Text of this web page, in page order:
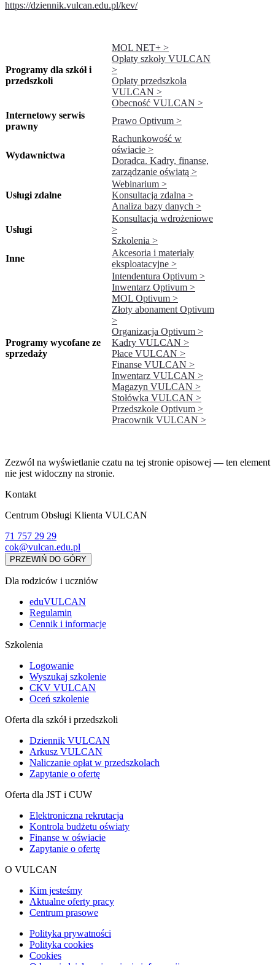
https://dziennik.vulcan.edu.pl/kev/
Programy dla szkół i
przedszkoli
MOL NET+ >
Opłaty szkoły VULCAN
>
Opłaty przedszkola
VULCAN >
Obecność VULCAN >
Internetowy serwis
prawny
Prawo Optivum >
Wydawnictwa
Rachunkowość w
oświacie >
Doradca. Kadry, finanse,
zarządzanie oświatą >
Usługi zdalne
Webinarium >
Konsultacja zdalna >
Analiza bazy danych >
Usługi
Konsultacja wdrożeniowe
>
Szkolenia >
Inne
Akcesoria i materiały
eksploatacyjne >
Programy wycofane ze
sprzedaży
Intendentura Optivum >
Inwentarz Optivum >
MOL Optivum >
Złoty abonament Optivum
>
Organizacja Optivum >
Kadry VULCAN >
Płace VULCAN >
Finanse VULCAN >
Inwentarz VULCAN >
Magazyn VULCAN >
Stołówka VULCAN >
Przedszkole Optivum >
Pracownik VULCAN >
Zezwól na wyświetlanie czatu na tej stronie opisowej — ten element
nie jest widoczny na stronie.
Kontakt
Centrum Obsługi Klienta VULCAN
71 757 29 29
cok@vulcan.edu.pl
PRZEWIŃ DO GÓRY
Dla rodziców i uczniów
eduVULCAN
Regulamin
Cennik i informacje
Szkolenia
Logowanie
Wyszukaj szkolenie
CKV VULCAN
Oceń szkolenie
Oferta dla szkół i przedszkoli
Dziennik VULCAN
Arkusz VULCAN
Naliczanie opłat w przedszkolach
Zapytanie o ofertę
Oferta dla JST i CUW
Elektroniczna rekrutacja
Kontrola budżetu oświaty
Finanse w oświacie
Zapytanie o ofertę
O VULCAN
Kim jesteśmy
Aktualne oferty pracy
Centrum prasowe
Polityka prywatności
Polityka cookies
Cookies